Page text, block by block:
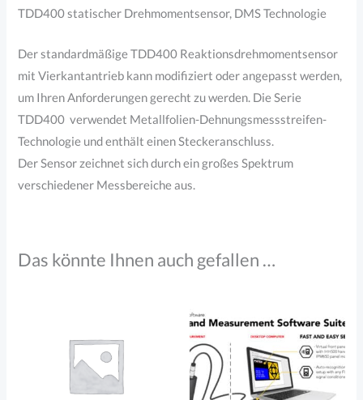
TDD400 statischer Drehmomentsensor, DMS Technologie
Der standardmäßige TDD400 Reaktionsdrehmomentsensor
mit Vierkantantrieb kann modifiziert oder angepasst werden,
um Ihren Anforderungen gerecht zu werden. Die Serie
TDD400 verwendet Metallfolien-Dehnungsmessstreifen-
Technologie und enthält einen Steckeranschluss.
Der Sensor zeichnet sich durch ein großes Spektrum
verschiedener Messbereiche aus.
Das könnte Ihnen auch gefallen …